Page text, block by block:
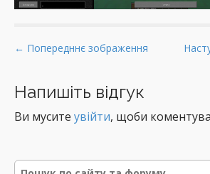
P
s
t
n
v
← Попередннє зображення
Напишіть відгук
Ви мусите увійти, щоби
Р